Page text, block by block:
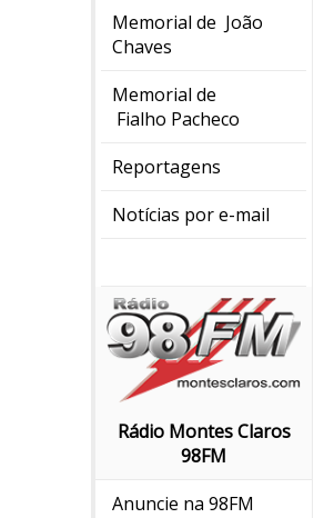
Memorial de João
Chaves
Memorial de
Fialho Pacheco
Reportagens
Notícias por e-mail
Rádio Montes Claros
98FM
Anuncie na 98FM